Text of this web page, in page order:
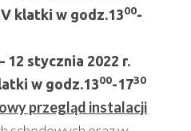
klatki w godz.1300-
12 stycznia 2022 r.
w godz.1300-1730
przegląd instalacji